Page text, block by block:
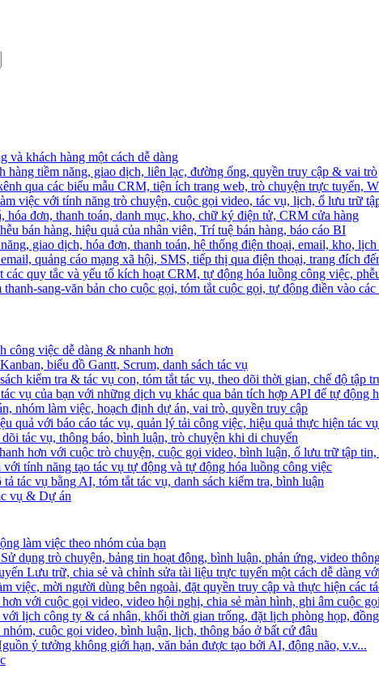
và khách hàng một cách dễ dàng
hàng tiềm năng, giao dịch, liên lạc, đường ống, quyền truy cập & vai trò
qua các biểu mẫu CRM, tiện ích trang web, trò chuyện trực tuyến,
việc với tính năng trò chuyện, cuộc gọi video, tác vụ, lịch, ổ lưu trữ
hóa đơn, thanh toán, danh mục, kho, chữ ký điện tử, CRM cửa hàng
bán hàng, hiệu quả của nhân viên, Trí tuệ bán hàng, báo cáo BI
giao dịch, hóa đơn, thanh toán, hệ thống điện thoại, email, kho,
quảng cáo mạng xã hội, SMS, tiếp thị qua điện thoại, trang đích
các quy tắc và yếu tố kích hoạt CRM, tự động hóa luồng công việc,
thanh-sang-văn bản cho cuộc gọi, tóm tắt cuộc gọi, tự động điền vào
công việc dễ dàng & nhanh hơn
biểu đồ Gantt, Scrum, danh sách tác vụ
kiểm tra & tác vụ con, tóm tắt tác vụ, theo dõi thời gian, chế độ tập
vụ của bạn với những dịch vụ khác qua bản tích hợp API để tự động
nhóm làm việc, hoạch định dự án, vai trò, quyền truy cập
quả với báo cáo tác vụ, quản lý tải công việc, hiệu quả thực hiện tác
tác vụ, thông báo, bình luận, trò chuyện khi di chuyển
hơn với cuộc trò chuyện, cuộc gọi video, bình luận, ổ lưu trữ tập
tính năng tạo tác vụ tự động và tự động hóa luồng công việc
tả tác vụ bằng AI, tóm tắt tác vụ, danh sách kiểm tra, bình luận
vụ & Dự án
làm việc theo nhóm của bạn
Sử dụng trò chuyện, bảng tin hoạt động, bình luận, phản ứng, video
Lưu trữ, chia sẻ và chỉnh sửa tài liệu trực tuyến một cách dễ dàng
việc, mời người dùng bên ngoài, đặt quyền truy cập và thực hiện các
với cuộc gọi video, video hội nghị, chia sẻ màn hình, ghi âm cuộc
lịch công ty & cá nhân, khối thời gian trống, đặt lịch phòng họp,
cuộc gọi video, bình luận, lịch, thông báo ở bất cứ đâu
ý tưởng không giới hạn, văn bản được tạo bởi AI, động não, v.v...